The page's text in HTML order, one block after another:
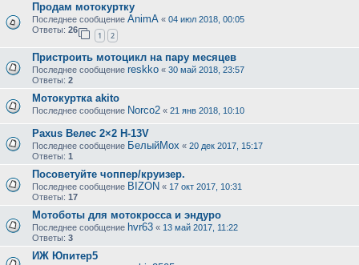
Продам мотокуртку
Последнее сообщение AnimA « 04 июл 2018, 00:05
Ответы: 26
1 2
Пристроить мотоцикл на пару месяцев
Последнее сообщение reskko « 30 май 2018, 23:57
Ответы: 2
Мотокуртка akito
Последнее сообщение Norco2 « 21 янв 2018, 10:10
Paxus Велес 2×2 H-13V
Последнее сообщение БелыйМох « 20 дек 2017, 15:17
Ответы: 1
Посоветуйте чоппер/круизер.
Последнее сообщение BIZON « 17 окт 2017, 10:31
Ответы: 17
Мотоботы для мотокросса и эндуро
Последнее сообщение hvr63 « 13 май 2017, 11:22
Ответы: 3
ИЖ Юпитер5